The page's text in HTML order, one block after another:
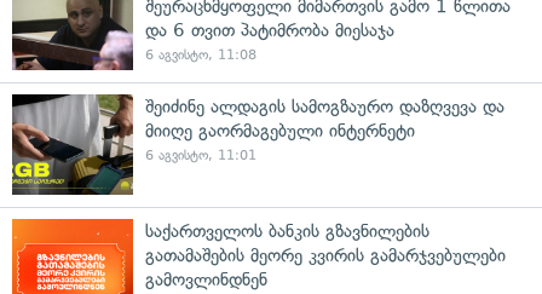
შეურაცხმყოფელი მიმართვის გამო 1 წლითა
და 6 თვით პატიმრობა მიესაჯა
6 აგვისტო, 11:08
შეიძინე ალდაგის სამოგზაურო დაზღვევა და
მიიღე გაორმაგებული ინტერნეტი
6 აგვისტო, 11:01
საქართველოს ბანკის გზავნილების
გათამაშების მეორე კვირის გამარჯვებულები
გამოვლინდნენ